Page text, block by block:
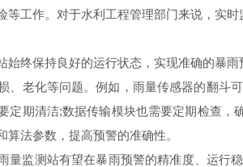
等工作。对于水利工程管理部门来说，实
保持良好的运行状态，实现准确的暴雨
、老化等问题。例如，雨量传感器的翻
定期清洁;数据传输模块也需要定期检查
法参数，提高预警的准确性。
监测站有望在暴雨预警的精准度、运行